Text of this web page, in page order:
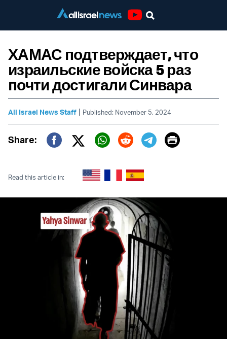
ХАМАС подтверждает, что
израильские войска 5 раз
почти достигали Синвара
All Israel News Staff | Published: November 5, 2024
Share:
Twitter (X)
Print
Read this article in: